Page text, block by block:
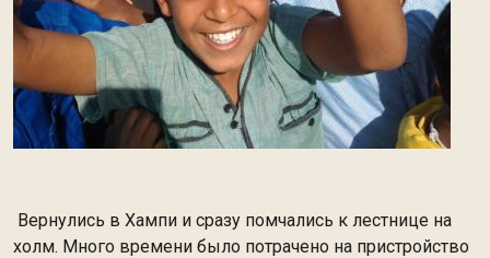
Вернулись в Хампи и сразу помчались к лестнице на
холм. Много времени было потрачено на пристройство